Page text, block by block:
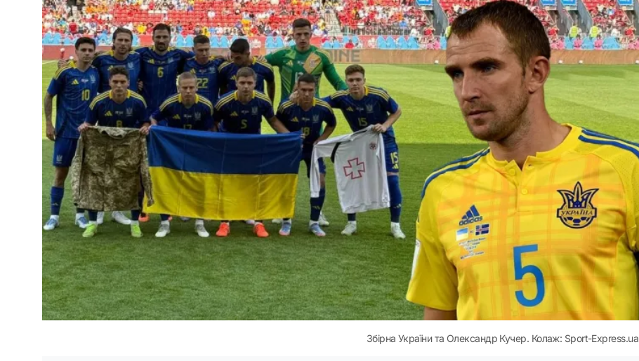
Збірна України та Олександр Кучер. Колаж: Sport-Express.ua